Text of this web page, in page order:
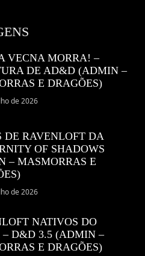
VECNA MORRA! –
DE AD&D (ADMIN –
E DRAGÕES)
de 2026
DE RAVENLOFT DA
OF SHADOWS
– MASMORRAS E
de 2026
NATIVOS DO
– D&D 3.5 (ADMIN –
E DRAGÕES)